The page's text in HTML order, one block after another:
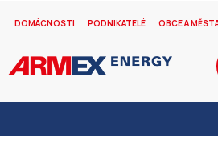
DOMÁCNOSTI PODNIKATELÉ OBCE A